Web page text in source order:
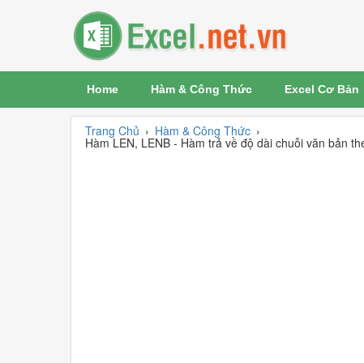
Home Hàm & Công Thức Excel Cơ Bản
Trang Chủ › Hàm & Công Thức ›
Hàm LEN, LENB - Hàm trả về độ dài chuỗi văn bản